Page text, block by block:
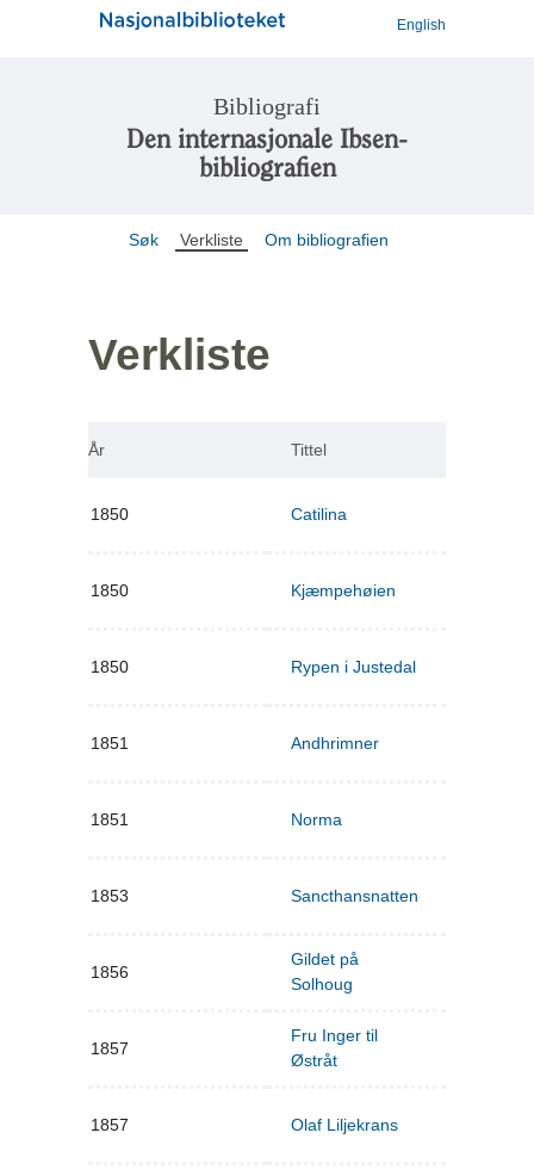
English
Bibliografi
Den internasjonale Ibsen-
bibliografien
Søk Verkliste Om bibliografien
Verkliste
År Tittel
1850 Catilina
1850 Kjæmpehøien
1850 Rypen i Justedal
1851 Andhrimner
1851 Norma
1853 Sancthansnatten
1856
Gildet på
Solhoug
1857
Fru Inger til
Østråt
1857 Olaf Liljekrans